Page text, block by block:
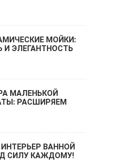
МОЙКИ:
И ЭЛЕГАНТНОСТЬ
МАЛЕНЬКОЙ
РАСШИРЯЕМ
ВАННОЙ
СИЛУ КАЖДОМУ!